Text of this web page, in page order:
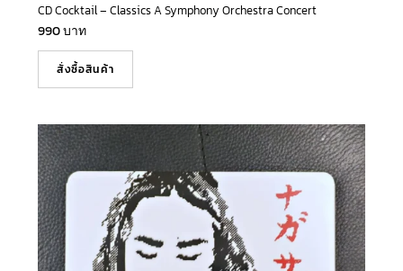
CD Cocktail – Classics A Symphony Orchestra Concert
990บาท
สั่งซื้อสินค้า